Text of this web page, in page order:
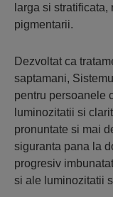
larga si
pigmentarii.
Dezvoltat ca
saptamani,
pentru persoanele
luminozitatii si
pronuntate si mai
siguranta pana la
progresiv
si ale luminozitatii